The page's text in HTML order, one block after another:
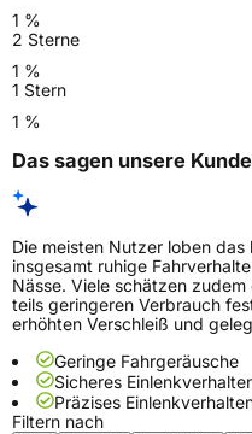
1 %
2 Sterne
1 %
1 Stern
1 %
Das sagen unsere
Die meisten Nutzer loben
insgesamt ruhige
Nässe. Viele schätzen
teils geringeren Verbrauch
erhöhten Verschleiß und
Geringe Fahrgeräusche
Sicheres
Präzises
Filtern nach